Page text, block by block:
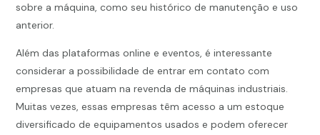
sobre a máquina, como seu histórico de manutenção e uso
anterior.
Além das plataformas online e eventos, é interessante
considerar a possibilidade de entrar em contato com
empresas que atuam na revenda de máquinas industriais.
Muitas vezes, essas empresas têm acesso a um estoque
diversificado de equipamentos usados e podem oferecer